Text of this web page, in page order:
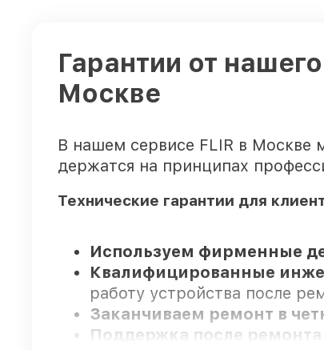
Гарантии от
Москве
В нашем сервисе FLIR в Москве
держатся на принципах
Технические гарантии для
Используем фирменные
Квалифицированные
работу устройства после
Заканчиваем ремонт в
Поддержка после ремонта